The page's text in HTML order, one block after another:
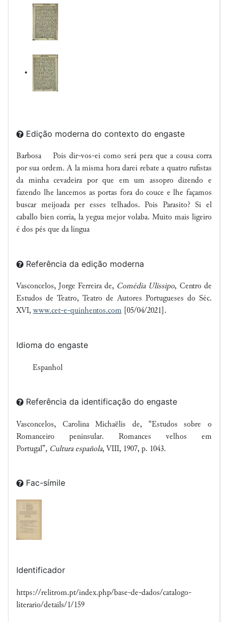
Edição moderna do contexto do engaste
Barbosa Pois dir-vos-ei como será pera que a cousa corra
por sua ordem. A la misma hora darei rebate a quatro rufistas
da minha cevadeira por que em um assopro dizendo e
fazendo lhe lancemos as portas fora do couce e lhe façamos
buscar meijoada per esses telhados. Pois Parasito? Si el
caballo bien corría, la yegua mejor volaba. Muito mais ligeiro
é dos pés que da língua
Referência da edição moderna
Vasconcelos, Jorge Ferreira de, Comédia Ulissipo, Centro de
Estudos de Teatro, Teatro de Autores Portugueses do Séc.
XVI, www.cet-e-quinhentos.com [05/04/2021].
Idioma do engaste
Espanhol
Referência da identificação do engaste
Vasconcelos, Carolina Michaëlis de, “Estudos sobre o
Romanceiro peninsular. Romances velhos em
Portugal”, Cultura española, VIII, 1907, p. 1043.
Fac-símile
Identificador
https://relitrom.pt/index.php/base-de-dados/catalogo-
literario/details/1/159